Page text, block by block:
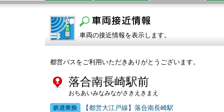
車両の接近情報を表示します。
都営バスをご利用いただきありがとうございます。
落合南長崎駅前
おちあいみなみながさきえきまえ
【都営大江戸線】落合南長崎駅